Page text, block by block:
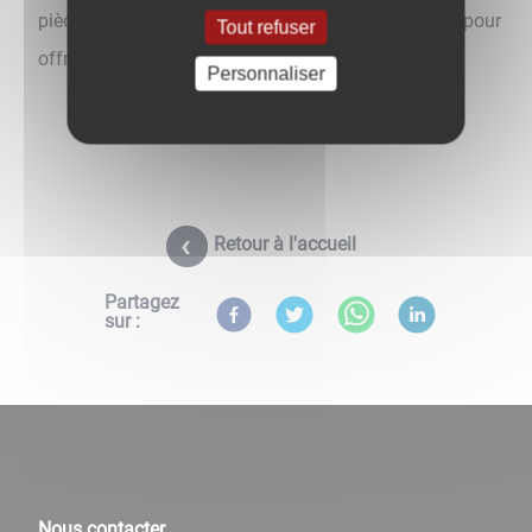
pièces uniques pour une utilisation quotidienne ou pour
offrir.
Retour à l'accueil
Partagez
sur :
Tout refuser
Personnaliser